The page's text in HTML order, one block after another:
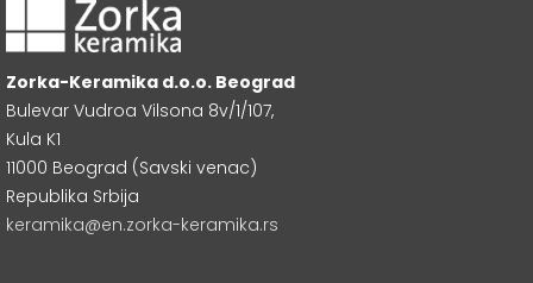
Zorka-Keramika d.o.o. Beograd
Bulevar Vudroa Vilsona 8v/1/107,
Kula K1
11000 Beograd (Savski venac)
Republika Srbija
keramika@en.zorka-keramika.rs